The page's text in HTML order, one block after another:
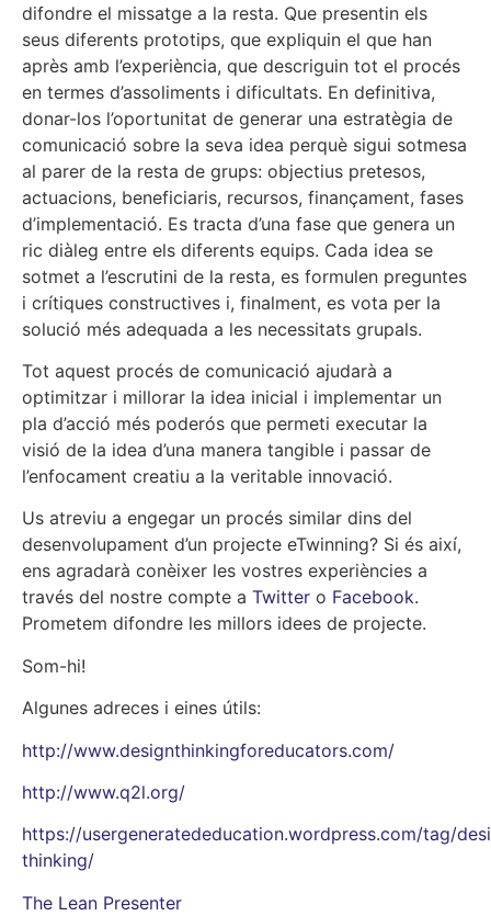
difondre el missatge a la resta. Que presentin els
seus diferents prototips, que expliquin el que han
après amb l’experiència, que descriguin tot el procés
en termes d’assoliments i dificultats. En definitiva,
donar-los l’oportunitat de generar una estratègia de
comunicació sobre la seva idea perquè sigui sotmesa
al parer de la resta de grups: objectius pretesos,
actuacions, beneficiaris, recursos, finançament, fases
d’implementació. Es tracta d’una fase que genera un
ric diàleg entre els diferents equips. Cada idea se
sotmet a l’escrutini de la resta, es formulen preguntes
i crítiques constructives i, finalment, es vota per la
solució més adequada a les necessitats grupals.
Tot aquest procés de comunicació ajudarà a
optimitzar i millorar la idea inicial i implementar un
pla d’acció més poderós que permeti executar la
visió de la idea d’una manera tangible i passar de
l’enfocament creatiu a la veritable innovació.
Us atreviu a engegar un procés similar dins del
desenvolupament d’un projecte eTwinning? Si és així,
ens agradarà conèixer les vostres experiències a
través del nostre compte a Twitter o Facebook.
Prometem difondre les millors idees de projecte.
Som-hi!
Algunes adreces i eines útils:
http://www.designthinkingforeducators.com/
http://www.q2l.org/
https://usergeneratededucation.wordpress.com/tag/
thinking/
The Lean Presenter